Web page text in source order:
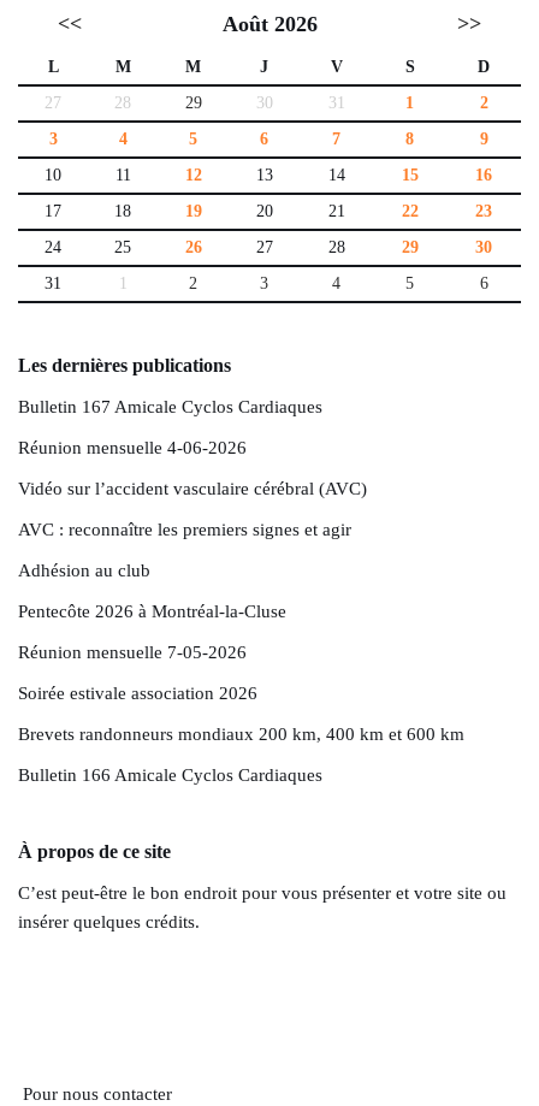
<< Août 2026 >>
L M M J V S
D
27
28 29 30 31 1
2
3
4 5 6 7 8
9
10
11 12 13 14 15
16
17
18 19 20 21 22
23
24
25 26 27 28 29
30
31
1 2 3 4 5 6
Les dernières publications
Bulletin 167 Amicale Cyclos Cardiaques
Réunion mensuelle 4-06-2026
Vidéo sur l’accident vasculaire cérébral (AVC)
AVC : reconnaître les premiers signes et agir
Adhésion au club
Pentecôte 2026 à Montréal-la-Cluse
Réunion mensuelle 7-05-2026
Soirée estivale association 2026
Brevets randonneurs mondiaux 200 km, 400 km et 600 km
Bulletin 166 Amicale Cyclos Cardiaques
À propos de ce site
C’est peut-être le bon endroit pour vous présenter et votre site ou
insérer quelques crédits.
Pour nous contacter